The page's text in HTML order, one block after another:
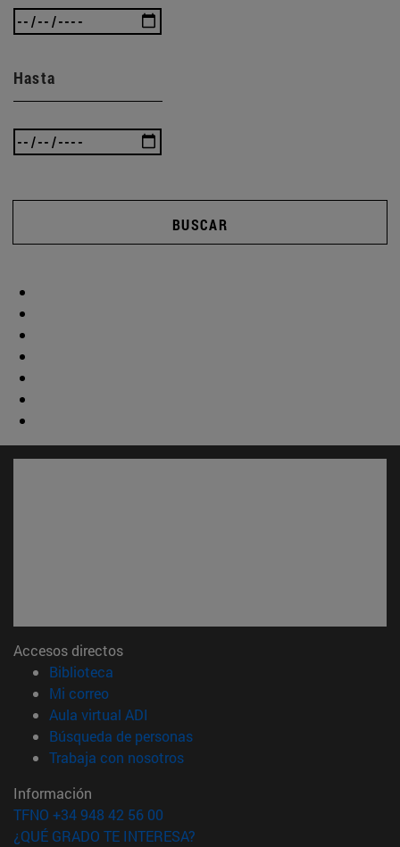
Hasta
BUSCAR
Accesos directos
Biblioteca
Mi correo(abre en nueva ventana)
Aula virtual ADI
Búsqueda de personas(abre en nueva ventana)
Trabaja con nosotros(abre en nueva ventana)
Información
TFNO +34 948 42 56 00
¿QUÉ GRADO TE INTERESA?